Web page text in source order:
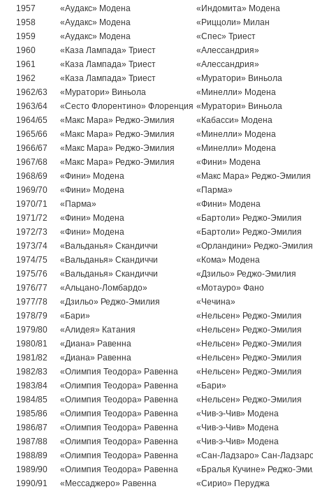
1957
«Аудакс» Модена
«Индомита» Модена
1958
«Аудакс» Модена
«Риццоли» Милан
1959
«Аудакс» Модена
«Спес» Триест
1960
«Каза Лампада» Триест
«Алессандрия»
1961
«Каза Лампада» Триест
«Алессандрия»
1962
«Каза Лампада» Триест
«Муратори» Виньола
1962/63
«Муратори» Виньола
«Минелли» Модена
1963/64
«Сесто Флорентино» Флоренция «Муратори» Виньола
1964/65
«Макс Мара» Реджо-Эмилия
«Кабасси» Модена
1965/66
«Макс Мара» Реджо-Эмилия
«Минелли» Модена
1966/67
«Макс Мара» Реджо-Эмилия
«Минелли» Модена
1967/68
«Макс Мара» Реджо-Эмилия
«Фини» Модена
1968/69
«Фини» Модена
«Макс Мара» Реджо-Эмилия
1969/70
«Фини» Модена
«Парма»
1970/71
«Парма»
«Фини» Модена
1971/72
«Фини» Модена
«Бартоли» Реджо-Эмилия
1972/73
«Фини» Модена
«Бартоли» Реджо-Эмилия
1973/74
«Вальданья» Скандиччи
«Орландини» Реджо-Эмилия
1974/75
«Вальданья» Скандиччи
«Кома» Модена
1975/76
«Вальданья» Скандиччи
«Дзильо» Реджо-Эмилия
1976/77
«Альцано-Ломбардо»
«Мотауро» Фано
1977/78
«Дзильо» Реджо-Эмилия
«Чечина»
1978/79
«Бари»
«Нельсен» Реджо-Эмилия
1979/80
«Алидея» Катания
«Нельсен» Реджо-Эмилия
1980/81
«Диана» Равенна
«Нельсен» Реджо-Эмилия
1981/82
«Диана» Равенна
«Нельсен» Реджо-Эмилия
1982/83
«Олимпия Теодора» Равенна
«Нельсен» Реджо-Эмилия
1983/84
«Олимпия Теодора» Равенна
«Бари»
1984/85
«Олимпия Теодора» Равенна
«Нельсен» Реджо-Эмилия
1985/86
«Олимпия Теодора» Равенна
«Чив-э-Чив» Модена
1986/87
«Олимпия Теодора» Равенна
«Чив-э-Чив» Модена
1987/88
«Олимпия Теодора» Равенна
«Чив-э-Чив» Модена
1988/89
«Олимпия Теодора» Равенна
«Сан-Ладзаро» Сан-
1989/90
«Олимпия Теодора» Равенна
«Бралья Кучине» Реджо-
1990/91
«Мессаджеро» Равенна
«Сирио» Перуджа